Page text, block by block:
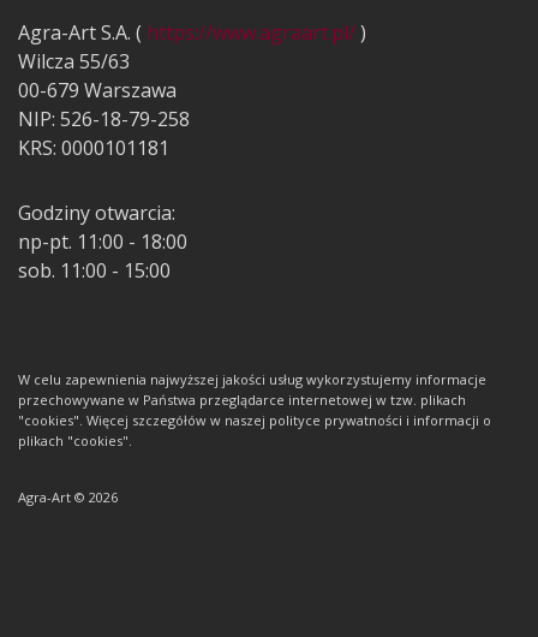
Agra-Art S.A. ( https://www.agraart.pl/)
Wilcza 55/63
00-679 Warszawa
NIP: 526-18-79-258
KRS: 0000101181
Godziny otwarcia:
np-pt. 11:00 - 18:00
sob. 11:00 - 15:00
W celu zapewnienia najwyższej jakości usług wykorzystujemy informacje
przechowywane w Państwa przeglądarce internetowej w tzw. plikach
"cookies". Więcej szczegółów w naszej polityce prywatności i informacji o
plikach "cookies".
Agra-Art © 2026